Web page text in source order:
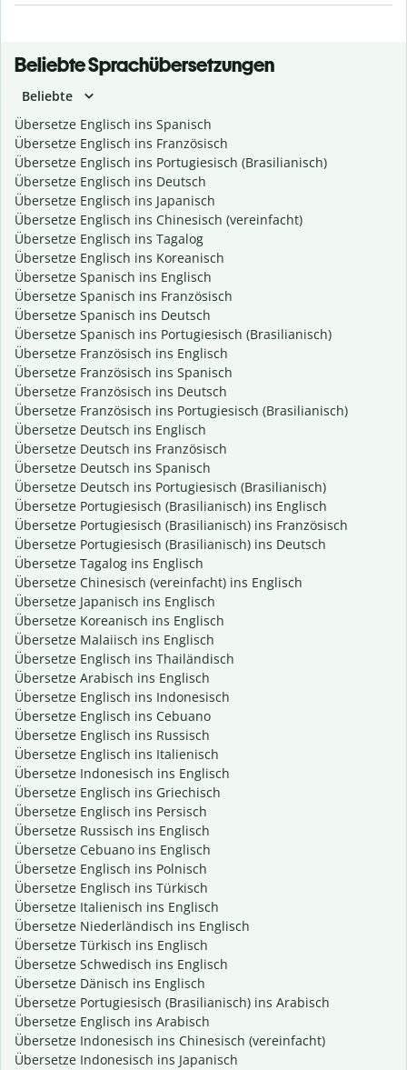
Beliebte Sprachübersetzungen
Beliebte
Übersetze Englisch ins Spanisch
Übersetze Englisch ins Französisch
Übersetze Englisch ins Portugiesisch (Brasilianisch)
Übersetze Englisch ins Deutsch
Übersetze Englisch ins Japanisch
Übersetze Englisch ins Chinesisch (vereinfacht)
Übersetze Englisch ins Tagalog
Übersetze Englisch ins Koreanisch
Übersetze Spanisch ins Englisch
Übersetze Spanisch ins Französisch
Übersetze Spanisch ins Deutsch
Übersetze Spanisch ins Portugiesisch (Brasilianisch)
Übersetze Französisch ins Englisch
Übersetze Französisch ins Spanisch
Übersetze Französisch ins Deutsch
Übersetze Französisch ins Portugiesisch (Brasilianisch)
Übersetze Deutsch ins Englisch
Übersetze Deutsch ins Französisch
Übersetze Deutsch ins Spanisch
Übersetze Deutsch ins Portugiesisch (Brasilianisch)
Übersetze Portugiesisch (Brasilianisch) ins Englisch
Übersetze Portugiesisch (Brasilianisch) ins Französisch
Übersetze Portugiesisch (Brasilianisch) ins Deutsch
Übersetze Tagalog ins Englisch
Übersetze Chinesisch (vereinfacht) ins Englisch
Übersetze Japanisch ins Englisch
Übersetze Koreanisch ins Englisch
Übersetze Malaiisch ins Englisch
Übersetze Englisch ins Thailändisch
Übersetze Arabisch ins Englisch
Übersetze Englisch ins Indonesisch
Übersetze Englisch ins Cebuano
Übersetze Englisch ins Russisch
Übersetze Englisch ins Italienisch
Übersetze Indonesisch ins Englisch
Übersetze Englisch ins Griechisch
Übersetze Englisch ins Persisch
Übersetze Russisch ins Englisch
Übersetze Cebuano ins Englisch
Übersetze Englisch ins Polnisch
Übersetze Englisch ins Türkisch
Übersetze Italienisch ins Englisch
Übersetze Niederländisch ins Englisch
Übersetze Türkisch ins Englisch
Übersetze Schwedisch ins Englisch
Übersetze Dänisch ins Englisch
Übersetze Portugiesisch (Brasilianisch) ins Arabisch
Übersetze Englisch ins Arabisch
Übersetze Indonesisch ins Chinesisch (vereinfacht)
Übersetze Indonesisch ins Japanisch